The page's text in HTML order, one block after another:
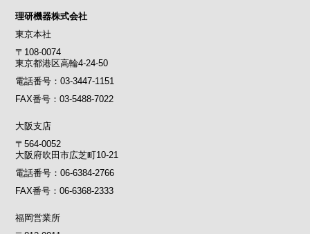
理研機器株式会社
東京本社
〒108-0074
東京都港区高輪4-24-50
電話番号：03-3447-1151
FAX番号：03-5488-7022
大阪支店
〒564-0052
大阪府吹田市広芝町10-21
電話番号：06-6384-2766
FAX番号：06-6368-2333
福岡営業所